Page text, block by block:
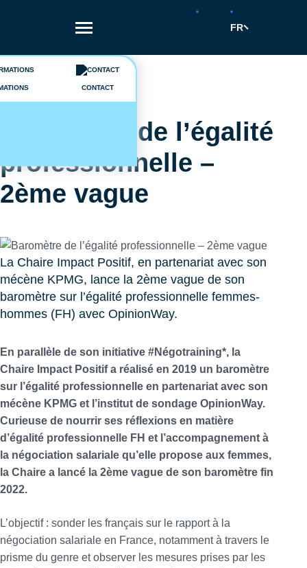
principal
FR
CONTACT
Actualités
22/11/2022
Baromètre de l’égalité
professionnelle –
2ème vague
La Chaire Impact Positif, en partenariat avec son
mécène KPMG, lance la 2ème vague de son
baromètre sur l’égalité professionnelle femmes-
hommes (FH) avec OpinionWay.
En parallèle de son initiative #Négotraining*, la
Chaire Impact Positif a réalisé en 2019 un baromètre
sur l’égalité professionnelle en partenariat avec son
mécène KPMG et l’institut de sondage OpinionWay.
Curieuse de nourrir ses réflexions en matière
d’égalité professionnelle FH et l’accompagnement à
la négociation salariale qu’elle propose aux femmes,
la Chaire a lancé la 2ème vague de son baromètre fin
2022.
L’objectif : sonder les français sur le rapport à la
négociation salariale en France, notamment à travers le
prisme du genre et observer les mesures prises par les